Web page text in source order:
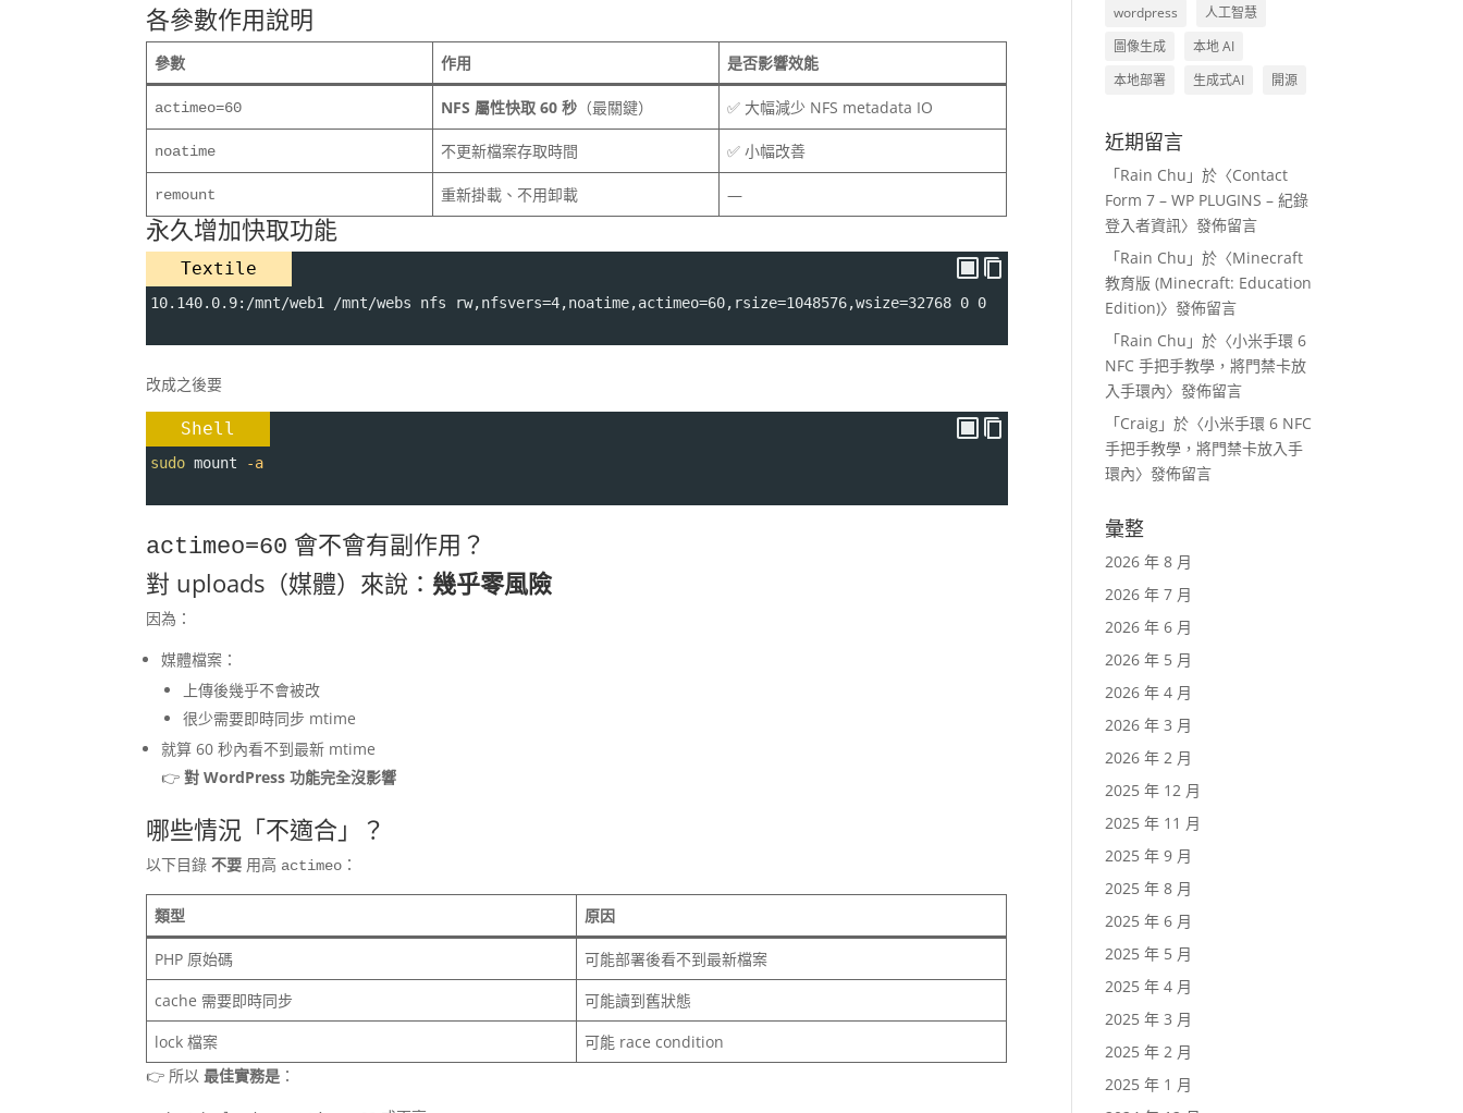
各參數作用說明
參數 作用 是否影響效能
actimeo=60 NFS 屬性快取 60 秒 （最關鍵） ✅ 大幅減少 NFS metadata IO
noatime 不更新檔案存取時間 ✅ 小幅改善
remount 重新掛載、不用卸載 —
永久增加快取功能
Textile
10.140.0.9:/mnt/web1 /mnt/webs nfs rw,nfsvers=4,noatime,actimeo=60,rsize=1048576,wsize=32768 0 0
改成之後要
Shell
sudo mount -a
actimeo=60 會不會有副作用？
對 uploads（媒體）來說： 幾乎零風險
因為：
媒體檔案：
上傳後幾乎不會被改
很少需要即時同步 mtime
就算 60 秒內看不到最新 mtime
👉對 WordPress 功能完全沒影響
哪些情況「不適合」？
以下目錄不要 用高 actimeo ：
類型 原因
PHP 原始碼
可能部署後看不到最新檔案
cache 需要即時同步
可能讀到舊狀態
lock 檔案
可能 race condition
👉 所以最佳實務是 ：
wordpress
人工智慧
圖像生成
本地 AI
本地部署
生成式AI 開源
近期留言
「Rain Chu 」於〈Contact
Form 7 – WP PLUGINS – 紀錄
登入者資訊〉發佈留言
「Rain Chu 」於〈Minecraft
教育版 (Minecraft: Education
Edition)〉發佈留言
「Rain Chu 」於〈小米手環 6
NFC 手把手教學，將門禁卡放
入手環內〉發佈留言
「Craig 」於〈小米手環 6 NFC
手把手教學，將門禁卡放入手
環內〉發佈留言
彙整
2026 年 8 月
2026 年 7 月
2026 年 6 月
2026 年 5 月
2026 年 4 月
2026 年 3 月
2026 年 2 月
2025 年 12 月
2025 年 11 月
2025 年 9 月
2025 年 8 月
2025 年 6 月
2025 年 5 月
2025 年 4 月
2025 年 3 月
2025 年 2 月
2025 年 1 月